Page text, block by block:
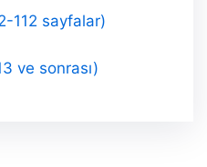
112 sayfalar)
ve sonrası)